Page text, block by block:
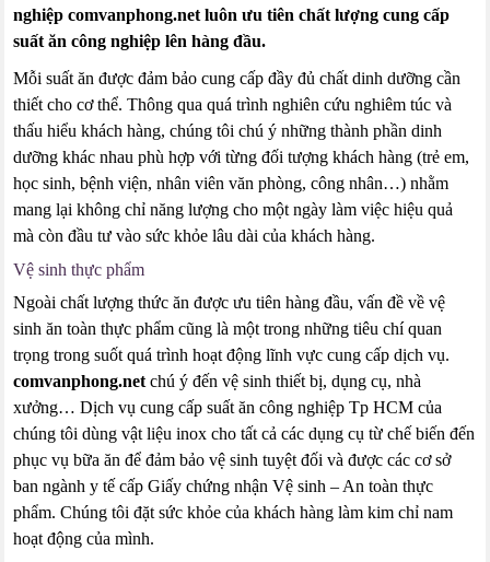
nghiệp comvanphong.net luôn ưu tiên chất lượng cung cấp
suất ăn công nghiệp lên hàng đầu.
Mỗi suất ăn được đảm bảo cung cấp đầy đủ chất dinh dưỡng cần
thiết cho cơ thể. Thông qua quá trình nghiên cứu nghiêm túc và
thấu hiểu khách hàng, chúng tôi chú ý những thành phần dinh
dưỡng khác nhau phù hợp với từng đối tượng khách hàng (trẻ em,
học sinh, bệnh viện, nhân viên văn phòng, công nhân…) nhằm
mang lại không chỉ năng lượng cho một ngày làm việc hiệu quả
mà còn đầu tư vào sức khỏe lâu dài của khách hàng.
Vệ sinh thực phẩm
Ngoài chất lượng thức ăn được ưu tiên hàng đầu, vấn đề về vệ
sinh ăn toàn thực phẩm cũng là một trong những tiêu chí quan
trọng trong suốt quá trình hoạt động lĩnh vực cung cấp dịch vụ.
comvanphong.net chú ý đến vệ sinh thiết bị, dụng cụ, nhà
xưởng… Dịch vụ cung cấp suất ăn công nghiệp Tp HCM của
chúng tôi dùng vật liệu inox cho tất cả các dụng cụ từ chế biến đến
phục vụ bữa ăn để đảm bảo vệ sinh tuyệt đối và được các cơ sở
ban ngành y tế cấp Giấy chứng nhận Vệ sinh – An toàn thực
phẩm. Chúng tôi đặt sức khỏe của khách hàng làm kim chỉ nam
hoạt động của mình.